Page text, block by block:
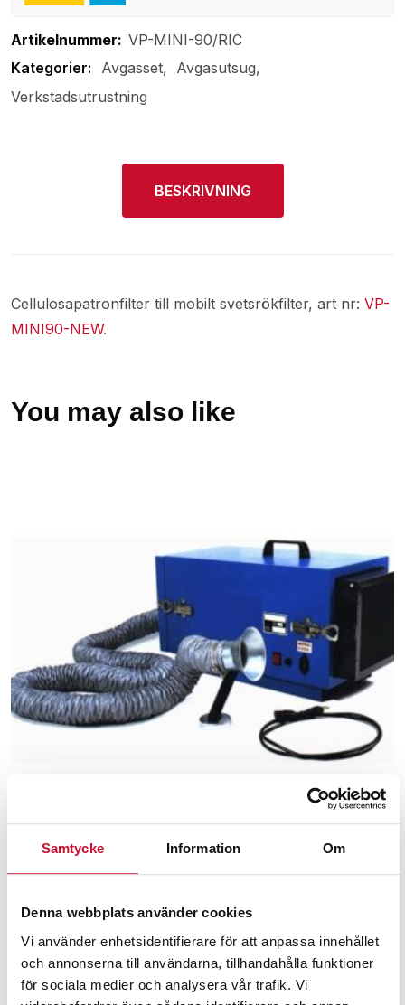
Samtycke Information Om
Denna webbplats använder cookies
Vi använder enhetsidentifierare för att anpassa innehållet
och annonserna till användarna, tillhandahålla funktioner
för sociala medier och analysera vår trafik. Vi
Artikelnummer: VP-MINI-90/RIC
Avgasset
Avgasutsug
Verkstadsutrustning
BESKRIVNING
Cellulosapatronfilter till mobilt svetsrökfilter, art nr: VP-
MINI90-NEW.
You may also like
10,855.00 kr